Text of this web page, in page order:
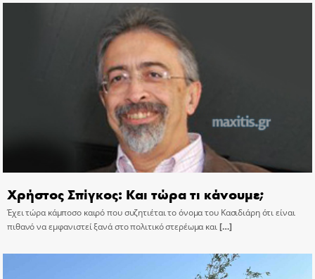
Χρήστος Σπίγκος: Και τώρα τι κάνουμε;
Έχει τώρα κάμποσο καιρό που συζητιέται το όνομα του Κασιδιάρη ότι είναι
πιθανό να εμφανιστεί ξανά στο πολιτικό στερέωμα και[…]